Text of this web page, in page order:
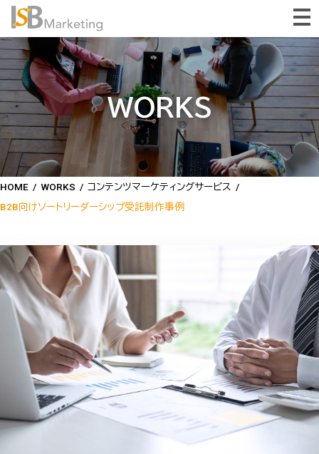
WORKS
HOME / WORKS / コンテンツマーケティングサービス /
B2B向けソートリーダーシップ受託制作事例